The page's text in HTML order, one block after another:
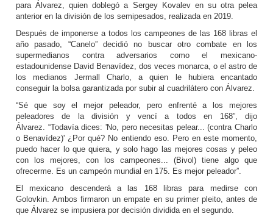
para Álvarez, quien doblegó a Sergey Kovalev en su otra pelea
anterior en la división de los semipesados, realizada en 2019.
Después de imponerse a todos los campeones de las 168 libras el
año pasado, “Canelo” decidió no buscar otro combate en los
supermedianos contra adversarios como el mexicano-
estadounidense David Benavídez, dos veces monarca, o el astro de
los medianos Jermall Charlo, a quien le hubiera encantado
conseguir la bolsa garantizada por subir al cuadrilátero con Álvarez.
“Sé que soy el mejor peleador, pero enfrenté a los mejores
peleadores de la división y vencí a todos en 168”, dijo
Álvarez. “Todavía dices: 'No, pero necesitas pelear... (contra Charlo
o Benavídez)' ¿Por qué? No entiendo eso. Pero en este momento,
puedo hacer lo que quiera, y solo hago las mejores cosas y peleo
con los mejores, con los campeones... (Bivol) tiene algo que
ofrecerme. Es un campeón mundial en 175. Es mejor peleador”.
El mexicano descenderá a las 168 libras para medirse con
Golovkin. Ambos firmaron un empate en su primer pleito, antes de
que Álvarez se impusiera por decisión dividida en el segundo.